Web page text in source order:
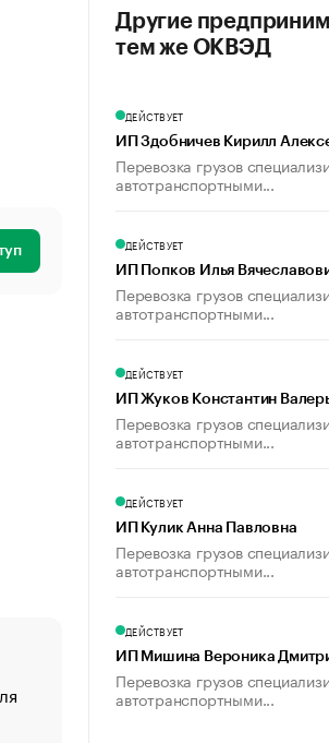
«От спорта тело стареет
создавшей GTA
Другие
тем же ОКВЭД
ДЕЙСТВУЕТ
ИП Здобничев Кирилл
Перевозка грузов
автотранспортными...
ДЕЙСТВУЕТ
ИП Попков Илья
Перевозка грузов
автотранспортными...
ДЕЙСТВУЕТ
ИП Жуков Константин
Перевозка грузов
автотранспортными...
ДЕЙСТВУЕТ
ИП Кулик Анна Павловна
Перевозка грузов
автотранспортными...
ДЕЙСТВУЕТ
ИП Мишина Вероника
Перевозка грузов
автотранспортными...